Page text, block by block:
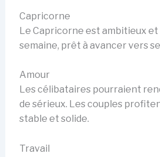
Capricorne
Le Capricorne est ambitieux
semaine, prêt à avancer vers
Amour
Les célibataires pourraient
de sérieux. Les couples
stable et solide.
Travail